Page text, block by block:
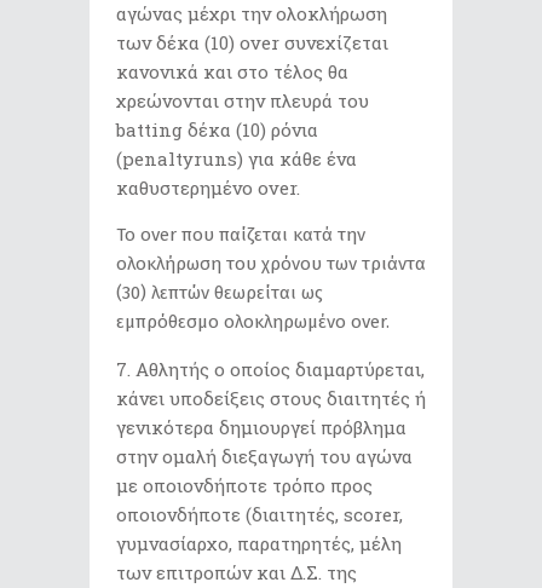
αγώνας μέχρι την ολοκλήρωση
των δέκα (10) over συνεχίζεται
κανονικά και στο τέλος θα
χρεώνονται στην πλευρά του
batting δέκα (10) ρόνια
(penaltyruns) για κάθε ένα
καθυστερημένο over.
Το over που παίζεται κατά την
ολοκλήρωση του χρόνου των τριάντα
(30) λεπτών θεωρείται ως
εμπρόθεσμο ολοκληρωμένο over.
Αθλητής ο οποίος διαμαρτύρεται,
κάνει υποδείξεις στους διαιτητές ή
γενικότερα δημιουργεί πρόβλημα
στην ομαλή διεξαγωγή του αγώνα
με οποιονδήποτε τρόπο προς
οποιονδήποτε (διαιτητές, scorer,
γυμνασίαρχο, παρατηρητές, μέλη
των επιτροπών και Δ.Σ. της